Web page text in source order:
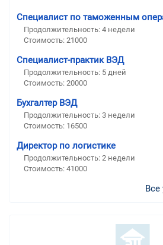
Специалист по таможенным
Продолжительность: 4 недели
Стоимость: 21000
Специалист-практик ВЭД
Продолжительность: 5 дней
Стоимость: 20000
Бухгалтер ВЭД
Продолжительность: 3 недели
Стоимость: 16500
Директор по логистике
Продолжительность: 2 недели
Стоимость: 41000